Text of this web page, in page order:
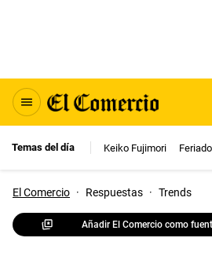
Temas del día Keiko Fujimori Feriado
El Comercio · Respuestas · Trends
Añadir El Comercio como